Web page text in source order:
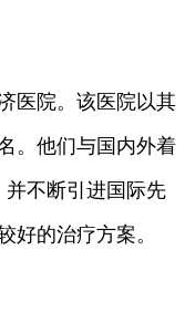
医院。该医院以其
。他们与国内外着
不断引进国际先
好的治疗方案。